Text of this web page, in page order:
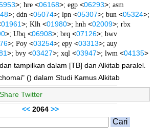
>;hre <06168>;egp <06293>;asm
>;ddn <05074>;lpn <05307>;bun <05324>;
01961>;Klh <01980>;hnh <02009>;rbx
>;Ubq <06908>;brq <07126>;bwv
>;Poy <03254>;epy <03313>;auy
>;bvy <03427>;xql <03947>;lwm <04135>
tampilkan dalam [TB] dan Alkitab paralel.
() dalam Studi Kamus Alkitab
Share Twitter
<< 2064 >>